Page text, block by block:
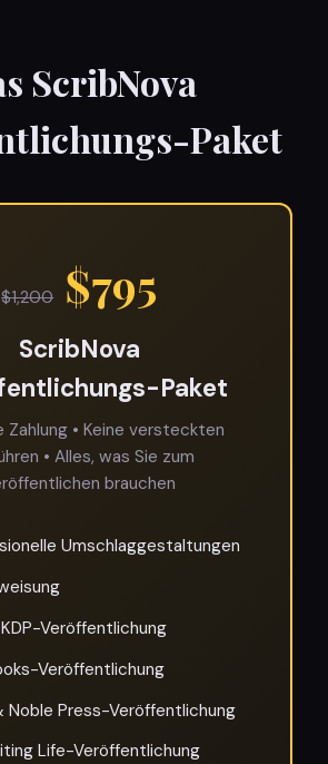
ScribNova
Paket
$1,200 $795
ScribNova
Paket
Zahlung • Keine versteckten
• Alles, was Sie zum
brauchen
Umschlaggestaltungen
Veröffentlichung
Veröffentlichung
Noble Press-Veröffentlichung
Life-Veröffentlichung